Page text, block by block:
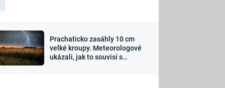
Sledujte nás
Prachaticko zasáhly 10 cm
velké kroupy. Meteorologové
ukázali, jak to souvisí s